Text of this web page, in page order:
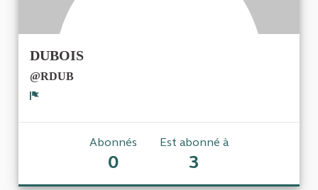
DUBOIS
@RDUB
Abonnés
0
Est abonné à
3